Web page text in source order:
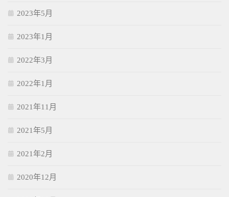
2023年5月
2023年1月
2022年3月
2022年1月
2021年11月
2021年5月
2021年2月
2020年12月